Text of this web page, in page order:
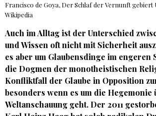
Francisco de Goya, Der Schlaf der Vernunft gebiert
Wikipedia
Auch im Alltag ist der Unterschied
und Wissen oft nicht mit Sicherheit
es aber um Glaubensdinge im engeren
die Dogmen der monotheistischen
Konfliktfall der Glaube in Opposition
besonders wenn es um die Hegemonie
Weltanschauung geht. Der 2011